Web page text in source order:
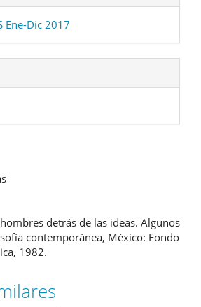
Ene-Dic 2017
detrás de las ideas. Algunos
contemporánea, México: Fondo
1982.